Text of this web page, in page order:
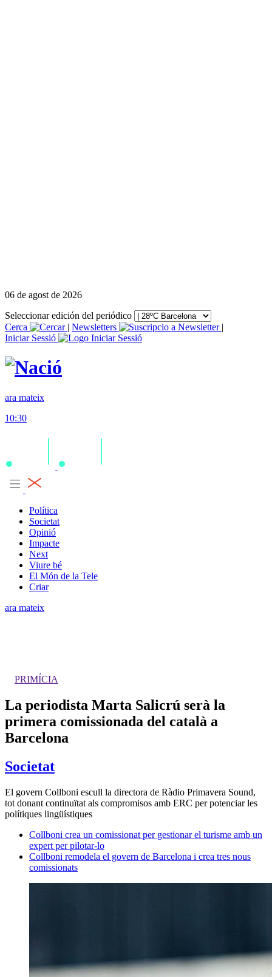
06 de agost de 2026
Seleccionar edición del periódico
Cerca
| Newsletters
|
Iniciar Sessió
ara mateix
10:30
Política
Societat
Opinió
Impacte
Next
Viure bé
El Món de la Tele
Criar
ara mateix
PRIMÍCIA
La periodista Marta Salicrú serà la
primera comissionada del català a
Barcelona
Societat
El govern Collboni escull la directora de Ràdio Primavera Sound,
tot donant continuïtat als compromisos amb ERC per potenciar les
polítiques lingüístiques
Collboni crea un comissionat per gestionar el turisme amb un
expert per pilotar-lo
Collboni remodela el govern de Barcelona i crea tres nous
comissionats